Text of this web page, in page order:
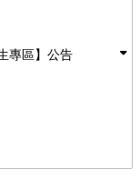
專區】公告